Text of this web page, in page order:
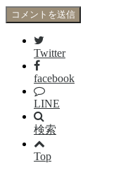
Twitter
facebook
LINE
検索
Top